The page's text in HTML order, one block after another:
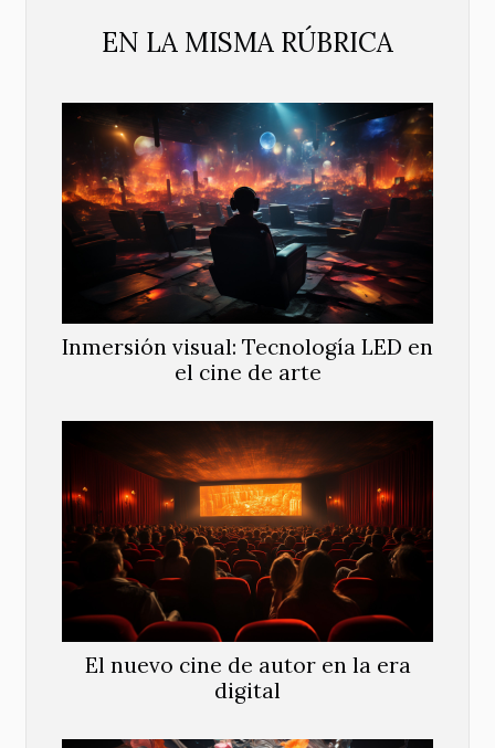
EN LA MISMA RÚBRICA
Inmersión visual: Tecnología LED en
el cine de arte
El nuevo cine de autor en la era
digital